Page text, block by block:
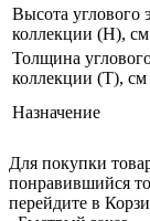
Высота углового
коллекции (H), см
Толщина
коллекции (T), см
Назначение
Для покупки
понравившийся
перейдите в